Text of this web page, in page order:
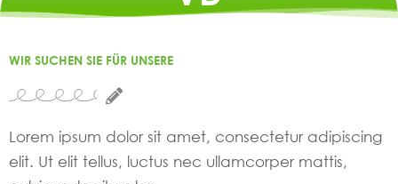
WIR SUCHEN SIE FÜR UNSERE
Lorem ipsum dolor sit amet, consectetur adipiscing
elit. Ut elit tellus, luctus nec ullamcorper mattis,